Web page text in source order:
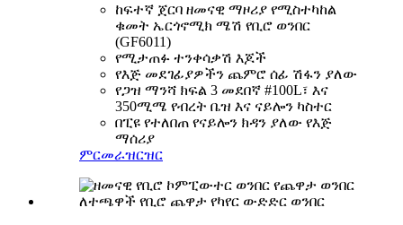
ከፍተኛ ጀርባ ዘመናዊ ማዞሪያ የሚስተካከል
ቁመት ኤርጎኖሚክ ሜሽ የቢሮ ወንበር
(GF6011)
የሚታጠፉ ተንቀሳቃሽ እጆች
የእጅ መደገፊያዎችን ጨምሮ ሰፊ ሽፋን ያለው
የጋዝ ማንሻ ክፍል 3 መደበኛ #100L፣ እና
350ሚሜ የብረት ቤዝ እና ናይሎን ካስተር
በፒዩ የተለበጠ የናይሎን ክዳን ያለው የእጅ
ማሰሪያ
ምርመራዝርዝር